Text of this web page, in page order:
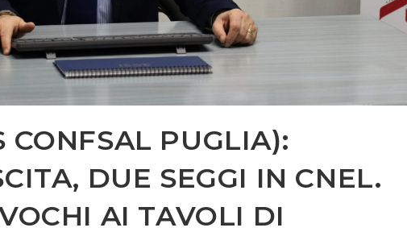
CONFSAL PUGLIA):
DUE SEGGI IN CNEL.
AI TAVOLI DI